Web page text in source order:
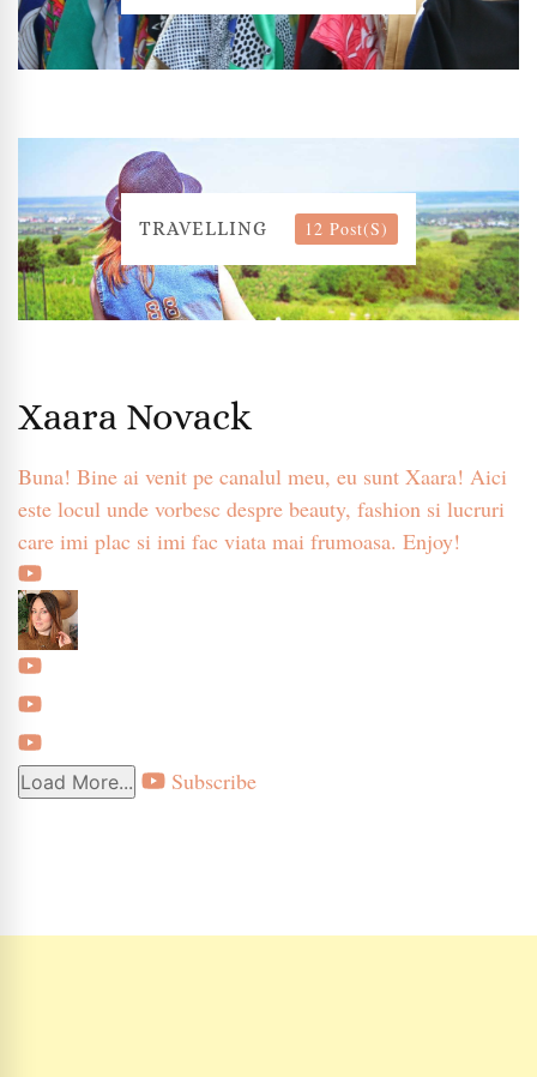
TRAVELLING 12 Post(s)
Xaara Novack
Buna! Bine ai venit pe canalul meu, eu sunt Xaara! Aici
este locul unde vorbesc despre beauty, fashion si lucruri
care imi plac si imi fac viata mai frumoasa. Enjoy!
Load More... Subscribe